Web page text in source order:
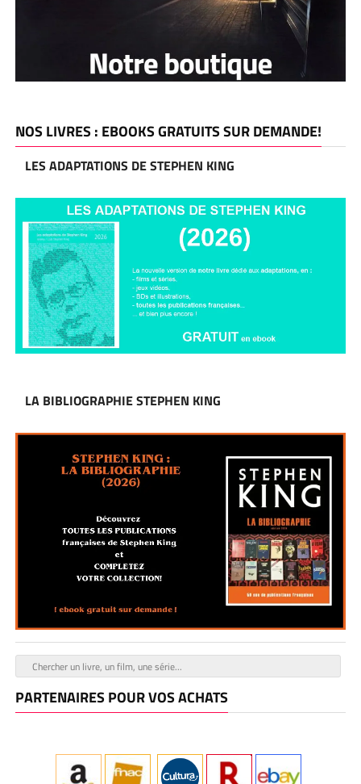
NOS LIVRES : EBOOKS GRATUITS SUR DEMANDE!
LES ADAPTATIONS DE STEPHEN KING
LA BIBLIOGRAPHIE STEPHEN KING
PARTENAIRES POUR VOS ACHATS